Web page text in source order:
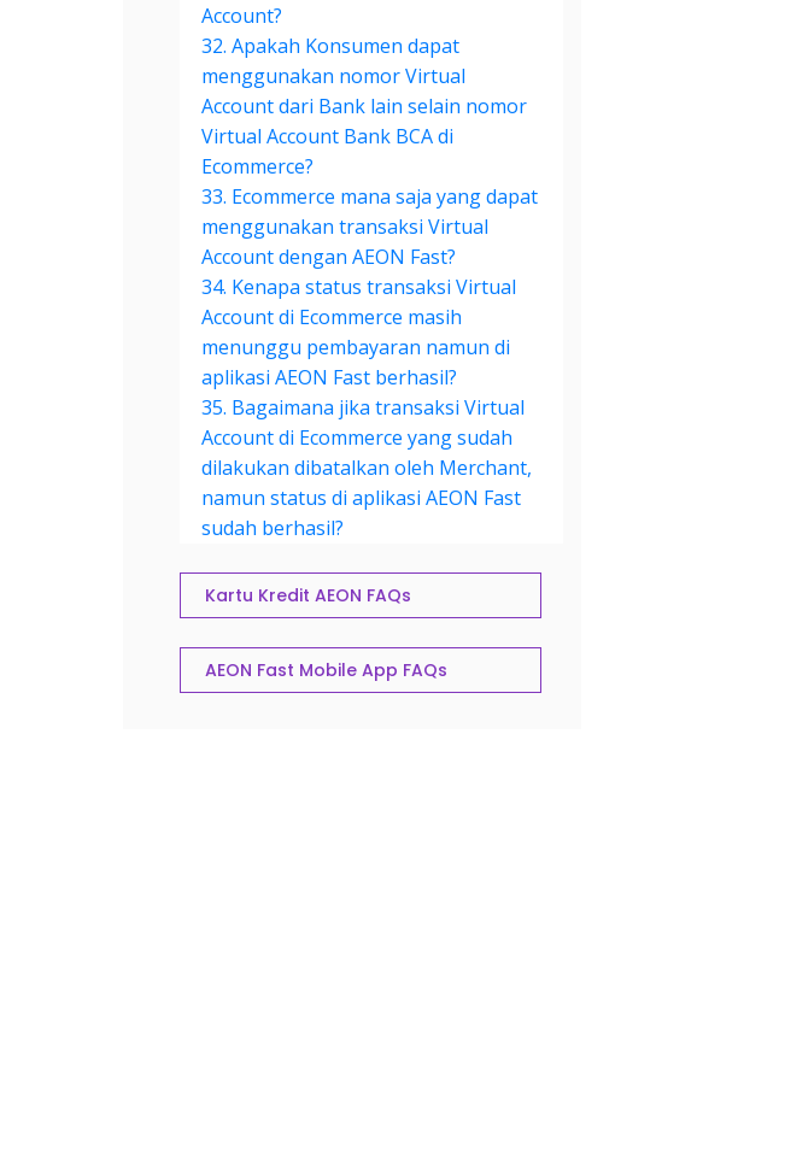
Account?
32. Apakah Konsumen dapat
menggunakan nomor Virtual
Account dari Bank lain selain nomor
Virtual Account Bank BCA di
Ecommerce?
33. Ecommerce mana saja yang dapat
menggunakan transaksi Virtual
Account dengan AEON Fast?
34. Kenapa status transaksi Virtual
Account di Ecommerce masih
menunggu pembayaran namun di
aplikasi AEON Fast berhasil?
35. Bagaimana jika transaksi Virtual
Account di Ecommerce yang sudah
dilakukan dibatalkan oleh Merchant,
namun status di aplikasi AEON Fast
sudah berhasil?
Kartu Kredit AEON FAQs
AEON Fast Mobile App FAQs